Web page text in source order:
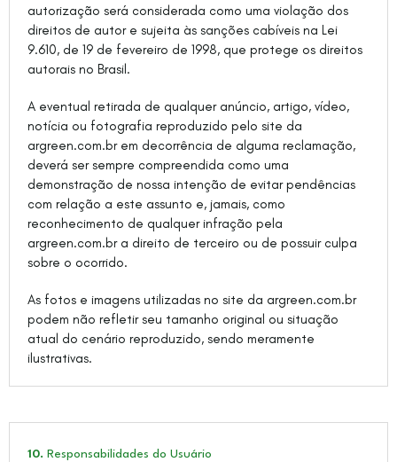
autorização será considerada como uma violação dos
direitos de autor e sujeita às sanções cabíveis na Lei
9.610, de 19 de fevereiro de 1998, que protege os direitos
autorais no Brasil.
A eventual retirada de qualquer anúncio, artigo, vídeo,
notícia ou fotografia reproduzido pelo site da
argreen.com.br em decorrência de alguma reclamação,
deverá ser sempre compreendida como uma
demonstração de nossa intenção de evitar pendências
com relação a este assunto e, jamais, como
reconhecimento de qualquer infração pela
argreen.com.br a direito de terceiro ou de possuir culpa
sobre o ocorrido.
As fotos e imagens utilizadas no site da argreen.com.br
podem não refletir seu tamanho original ou situação
atual do cenário reproduzido, sendo meramente
ilustrativas.
10. Responsabilidades do Usuário